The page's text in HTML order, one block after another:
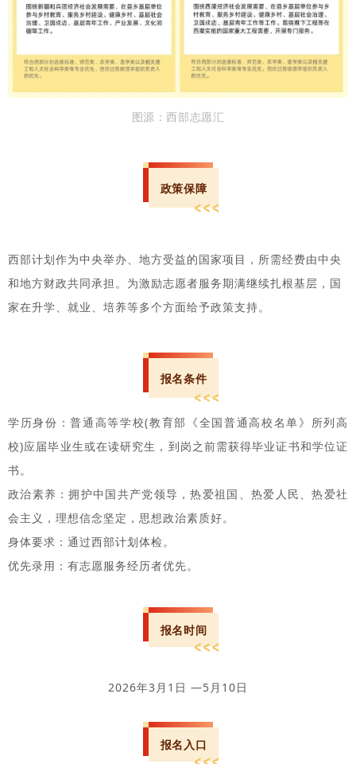
图源：西部志愿汇
政策保障
西部计划作为中央举办、地方受益的国家项目，所需经费由中央
和地方财政共同承担。为激励志愿者服务期满继续扎根基层，国
家在升学、就业、培养等多个方面给予政策支持。
报名条件
学历身份：普通高等学校(教育部《全国普通高校名单》所列高
校)应届毕业生或在读研究生，到岗之前需获得毕业证书和学位证
书。
政治素养：拥护中国共产党领导，热爱祖国、热爱人民、热爱社
会主义，理想信念坚定，思想政治素质好。
身体要求：通过西部计划体检。
优先录用：有志愿服务经历者优先。
报名时间
2026年3月1日 —5月10日
报名入口